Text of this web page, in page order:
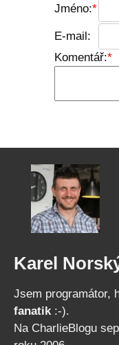
Jméno:
E-mail:
Komentář:
Karel
Jsem programátor,
fanatik:-).
Na CharlieBlogu